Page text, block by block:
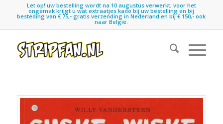
Let op! uw bestelling wordt na 10 augustus verwerkt, voor het
ongemak krijgt u wat extraatjes kado bij uw bestelling en bij
besteding van € 75,- gratis verzending in Nederland en bij € 150,- ook
naar België.